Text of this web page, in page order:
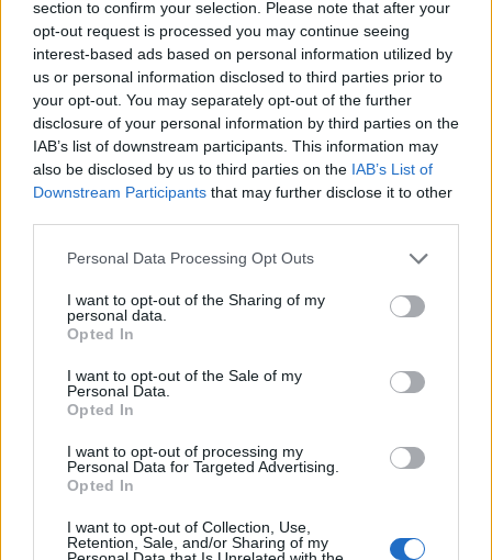
section to confirm your selection. Please note that after your
opt-out request is processed you may continue seeing
interest-based ads based on personal information utilized by
us or personal information disclosed to third parties prior to
your opt-out. You may separately opt-out of the further
disclosure of your personal information by third parties on the
IAB’s list of downstream participants. This information may
also be disclosed by us to third parties on the IAB’s List of
Downstream Participants that may further disclose it to other
Please note that this website/app uses one or more Google
not limited to your visit or usage behaviour. You may click to
grant or deny consent to Google and its third-party tags to
use your data for below specified purposes in below Google
consent section.
Personal Data Processing Opt Outs
I want to opt-out of the Sharing of my
personal data.
Opted In
I want to opt-out of the Sale of my
Personal Data.
Opted In
I want to opt-out of processing my
Personal Data for Targeted Advertising.
Opted In
I want to opt-out of Collection, Use,
Retention, Sale, and/or Sharing of my